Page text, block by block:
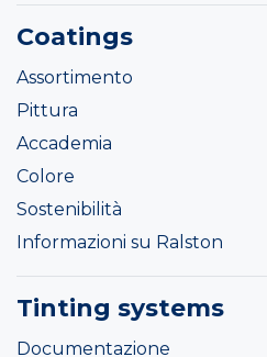
Coatings
Assortimento
Pittura
Accademia
Colore
Sostenibilità
Informazioni su Ralston
Tinting systems
Documentazione